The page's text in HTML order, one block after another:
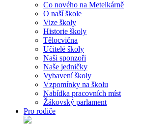
Co nového na Metelkárně
O naší škole
Vize školy
Historie školy
Tělocvična
Učitelé školy
Naši sponzoři
Naše jedničky
Vybavení školy
Vzpomínky na školu
Nabídka pracovních míst
Žákovský parlament
Pro rodiče